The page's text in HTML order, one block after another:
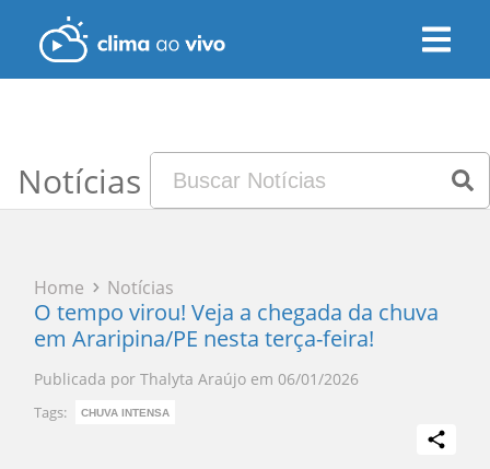
Notícias
Home Notícias
O tempo virou! Veja a chegada da chuva
em Araripina/PE nesta terça-feira!
Publicada por Thalyta Araújo em 06/01/2026
Tags: CHUVA INTENSA